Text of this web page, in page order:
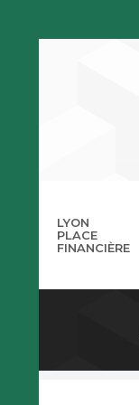
LYON
PLACE
FINANCIÈRE